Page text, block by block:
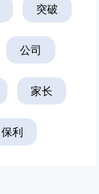
突破
公司
家长
保利